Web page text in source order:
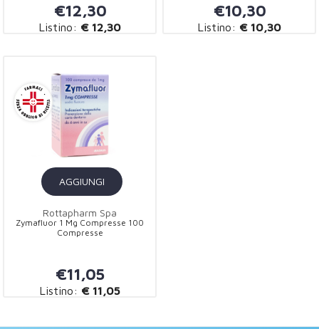
€12,30
Listino: € 12,30
€10,30
Listino: € 10,30
AGGIUNGI
Rottapharm Spa
Zymafluor 1 Mg Compresse 100
Compresse
€11,05
Listino: € 11,05